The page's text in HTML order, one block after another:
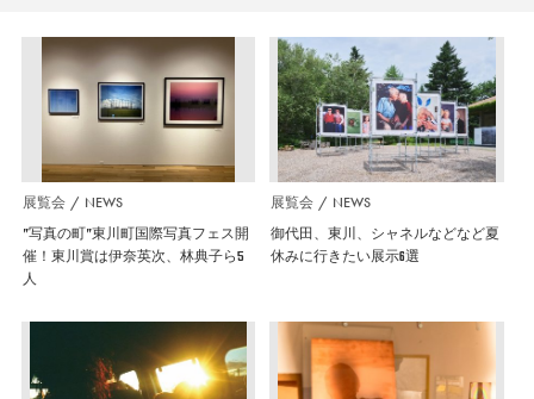
展覧会 NEWS
”写真の町”東川町国際写真フェス開
催！東川賞は伊奈英次、林典子ら5
人
展覧会 NEWS
御代田、東川、シャネルなどなど夏
休みに行きたい展示6選